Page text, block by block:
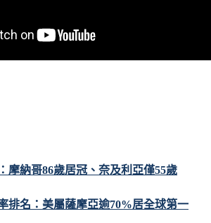
摩納哥86歲居冠、奈及利亞僅55歲
排名：美屬薩摩亞逾70%居全球第一